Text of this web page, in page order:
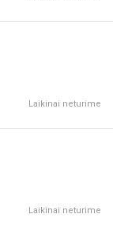
Laikinai neturime
Laikinai neturime